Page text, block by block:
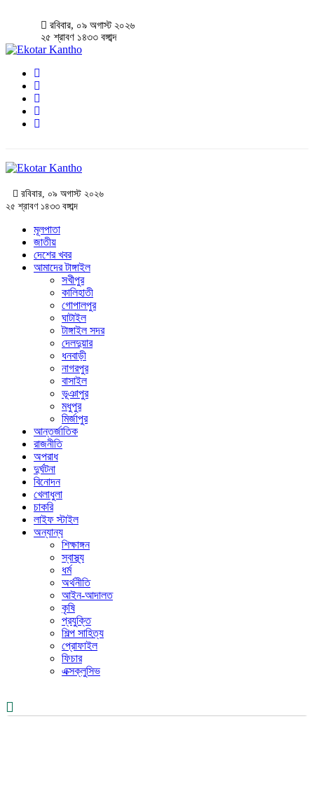
রবিবার, ০৯ অগাস্ট ২০২৬
২৫ শ্রাবণ ১৪৩৩ বঙ্গাব্দ
রবিবার, ০৯ অগাস্ট ২০২৬
২৫ শ্রাবণ ১৪৩৩ বঙ্গাব্দ
মূলপাতা
জাতীয়
দেশের খবর
আমাদের টাঙ্গাইল
সখীপুর
কালিহাতী
গোপালপুর
ঘাটাইল
টাঙ্গাইল সদর
দেলদুয়ার
ধনবাড়ী
নাগরপুর
বাসাইল
ভূঞাপুর
মধুপুর
মির্জাপুর
আন্তর্জাতিক
রাজনীতি
অপরাধ
দুর্ঘটনা
বিনোদন
খেলাধুলা
চাকরি
লাইফ স্টাইল
অন্যান্য
শিক্ষাঙ্গন
স্বাস্থ্য
ধর্ম
অর্থনীতি
আইন-আদালত
কৃষি
প্রযুক্তি
শিল্প সাহিত্য
প্রোফাইল
ফিচার
এক্সক্লুসিভ